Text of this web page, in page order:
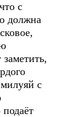
с
должна
с